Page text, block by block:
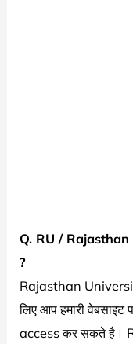
Q. RU /
?
Rajasthan
लिए आप हमारी वेबसाइट
access कर सकते है।